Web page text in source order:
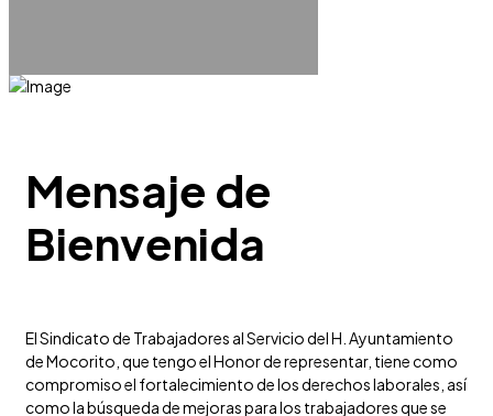
Mensaje de
Bienvenida
El Sindicato de Trabajadores al Servicio del H. Ayuntamiento
de Mocorito, que tengo el Honor de representar, tiene como
compromiso el fortalecimiento de los derechos laborales, así
como la búsqueda de mejoras para los trabajadores que se